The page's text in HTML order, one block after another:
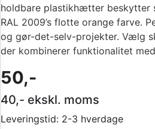
holdbare plastikhætter beskytter
RAL 2009’s flotte orange farve.
og gør-det-selv-projekter. Vælg
der kombinerer funktionalitet
50,-
40,- ekskl. moms
Leveringstid: 2-3 hverdage